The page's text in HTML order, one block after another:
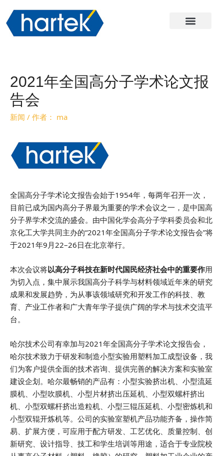
2021年全国高分子学术论文报
告会
新闻 / 作者： ma
全国高分子学术论文报告会始于1954年，每两年召开一次，
目前已成为国内高分子界最为重要的学术会议之一，是中国高
分子界学术交流的盛会。由中国化学会高分子学科委员会和北
京化工大学共同主办的“2021年全国高分子学术论文报告会”将
于2021年9月22–26日在北京举行。
本次会议将以高分子科技在新时代国民经济社会中的重要作用
为切入点，集中展示我国高分子科学与材料领域近年来的研究
成果和发展趋势，为从事该领域研究和开发工作的科技、教
育、产业工作者和广大青年学子提供广阔的学术与技术交流平
台。
哈尔技术公司有幸加与2021年全国高分子学术论文报告会，
哈尔技术致力于研发和制造小型实验用塑料加工成型设备，我
们为客户提供全面的技术咨询、提供完善的解决方案和实验室
建设企划。哈尔最畅销的产品有：小型实验挤出机、小型流延
膜机、小型吹膜机、小型片材挤出压延机、小型双螺杆挤出
机、小型双螺杆挤出造粒机、小型三辊压延机、小型密炼机和
小型双辊开炼机等。公司的实验室塑机产品功能齐备，操作简
易、扩展方便，可应用于配方研发、工艺优化、质量控制、创
新研究、设计指导、技工和学生培训等用途，适合于专业院校